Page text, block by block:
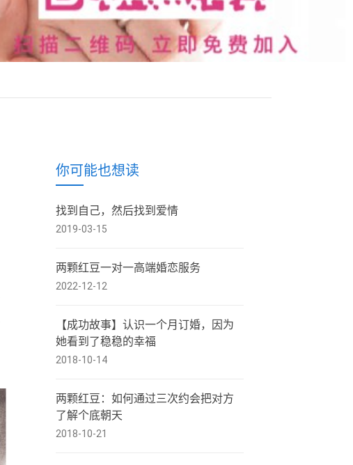
你可能也想读
找到自己，然后找到爱情
2019-03-15
两颗红豆一对一高端婚恋服务
2022-12-12
【成功故事】认识一个月订婚，因为
她看到了稳稳的幸福
2018-10-14
两颗红豆：如何通过三次约会把对方
了解个底朝天
2018-10-21